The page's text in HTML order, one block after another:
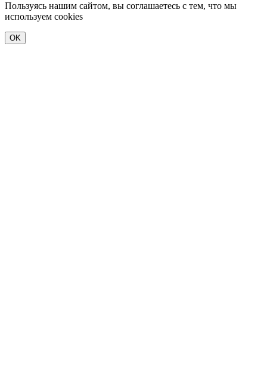
Пользуясь нашим сайтом, вы соглашаетесь с тем, что мы
используем cookies
OK